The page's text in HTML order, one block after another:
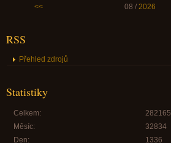
<< 08 / 2026
RSS
Přehled zdrojů
Statistiky
Celkem:
282165
Měsíc:
32834
Den:
1336